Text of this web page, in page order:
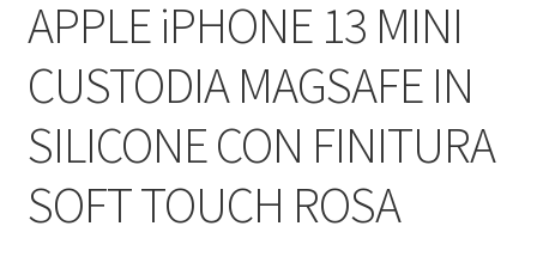
APPLE iPHONE 13 MINI
CUSTODIA MAGSAFE IN
SILICONE CON FINITURA
SOFT TOUCH ROSA